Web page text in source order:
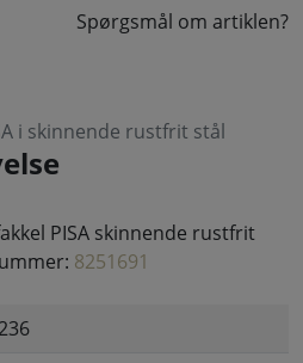
Spørgsmål om artiklen?
i skinnende rustfrit stål
PISA skinnende rustfrit
8251691